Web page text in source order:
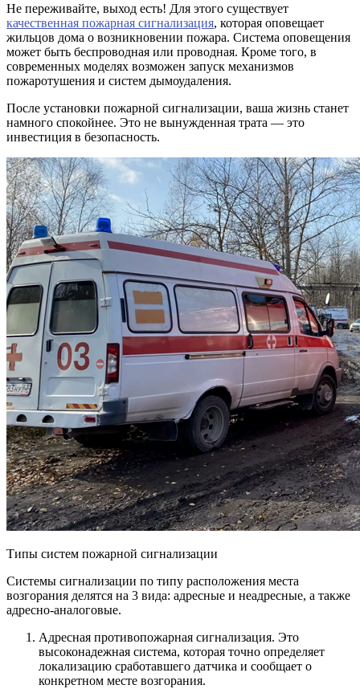
Не переживайте, выход есть! Для этого существует
качественная пожарная сигнализация, которая оповещает
жильцов дома о возникновении пожара. Система оповещения
может быть беспроводная или проводная. Кроме того, в
современных моделях возможен запуск механизмов
пожаротушения и систем дымоудаления.
После установки пожарной сигнализации, ваша жизнь станет
намного спокойнее. Это не вынужденная трата — это
инвестиция в безопасность.
Типы систем пожарной сигнализации
Системы сигнализации по типу расположения места
возгорания делятся на 3 вида: адресные и неадресные, а также
адресно-аналоговые.
Адресная противопожарная сигнализация. Это
высоконадежная система, которая точно определяет
локализацию сработавшего датчика и сообщает о
конкретном месте возгорания.